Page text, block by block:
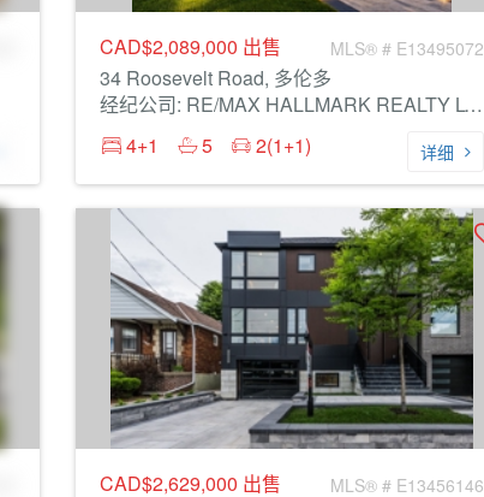
CAD$2,089,000 出售 MLS® # E13495072
34 Roosevelt Road, 多伦多
经纪公司: RE/MAX HALLMARK REALTY LTD.
4+1
5 2(1+1) 详细
CAD$2,629,000 出售 MLS® # E13456146